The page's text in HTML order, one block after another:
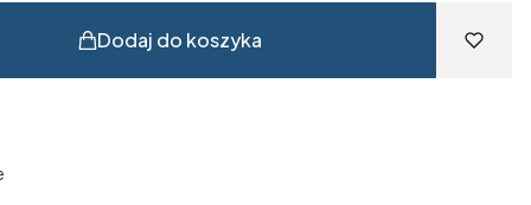
Dodaj do koszyka